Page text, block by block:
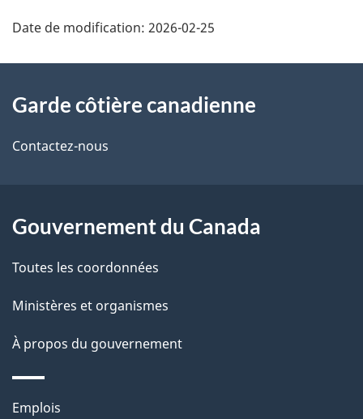
Date de modification: 2026-02-25
propos
de
site
Garde côtière canadienne
Contactez-nous
Gouvernement du Canada
Toutes les coordonnées
Ministères et organismes
À propos du gouvernement
Thèmes
Emplois